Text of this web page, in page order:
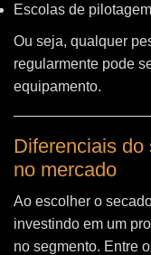
Escolas de pilotagem
Ou seja, qualquer
regularmente pode
equipamento.
Diferenciais
no mercado
Ao escolher o
investindo em um
no segmento. Entre